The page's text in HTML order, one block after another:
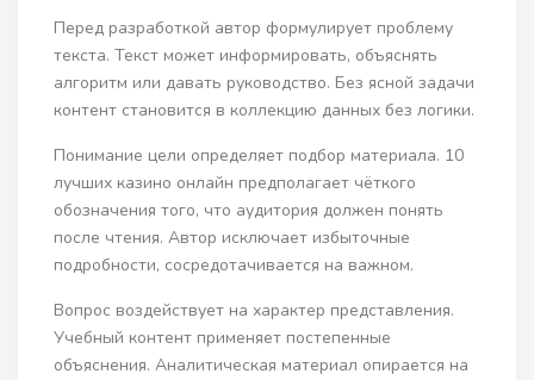
Перед разработкой автор формулирует проблему
текста. Текст может информировать, объяснять
алгоритм или давать руководство. Без ясной задачи
контент становится в коллекцию данных без логики.
Понимание цели определяет подбор материала. 10
лучших казино онлайн предполагает чёткого
обозначения того, что аудитория должен понять
после чтения. Автор исключает избыточные
подробности, сосредотачивается на важном.
Вопрос воздействует на характер представления.
Учебный контент применяет постепенные
объяснения. Аналитическая материал опирается на